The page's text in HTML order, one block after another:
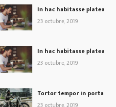
In hac habitasse platea
23 octubre, 2019
In hac habitasse platea
23 octubre, 2019
Tortor tempor in porta
23 octubre, 2019